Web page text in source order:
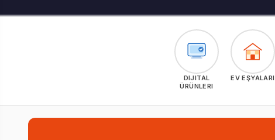
DIJITAL
ÜRÜNLERI
EV EŞYALARI